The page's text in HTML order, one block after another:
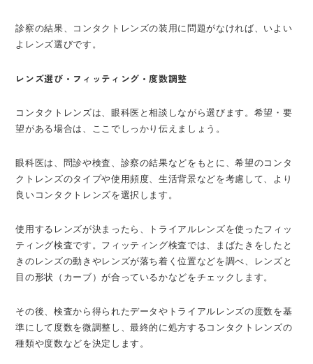
診察の結果、コンタクトレンズの装用に問題がなければ、いよい
よレンズ選びです。
レンズ選び・フィッティング・度数調整
コンタクトレンズは、眼科医と相談しながら選びます。希望・要
望がある場合は、ここでしっかり伝えましょう。
眼科医は、問診や検査、診察の結果などをもとに、希望のコンタ
クトレンズのタイプや使用頻度、生活背景などを考慮して、より
良いコンタクトレンズを選択します。
使用するレンズが決まったら、トライアルレンズを使ったフィッ
ティング検査です。フィッティング検査では、まばたきをしたと
きのレンズの動きやレンズが落ち着く位置などを調べ、レンズと
目の形状（カーブ）が合っているかなどをチェックします。
その後、検査から得られたデータやトライアルレンズの度数を基
準にして度数を微調整し、最終的に処方するコンタクトレンズの
種類や度数などを決定します。